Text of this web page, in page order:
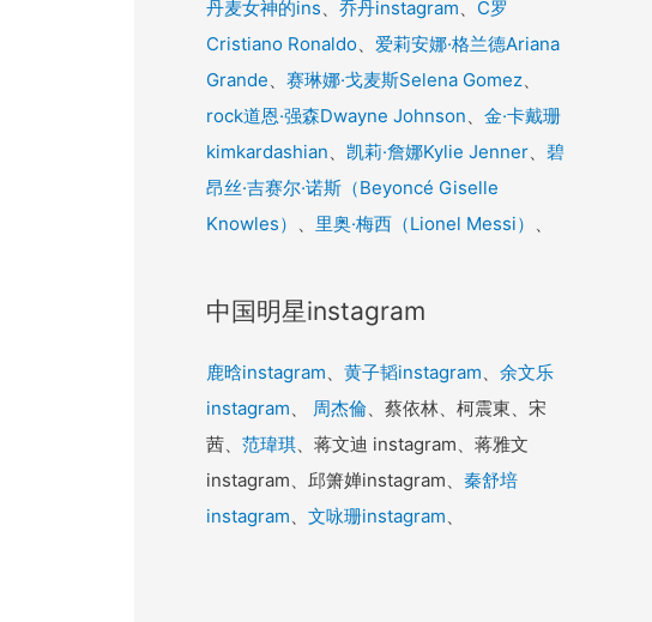
丹麦女神的ins 乔丹instagram
C罗
Cristiano Ronaldo
爱莉安娜·格兰德Ariana
Grande
赛琳娜·戈麦斯Selena Gomez
rock道恩·强森Dwayne Johnson
金·卡戴珊
kimkardashian
凯莉·詹娜Kylie Jenner
碧
昂丝·吉赛尔·诺斯（Beyoncé Giselle
Knowles）
里奥·梅西（Lionel Messi）
中国明星instagram
鹿晗instagram 黄子韬instagram
余文乐
instagram
周杰倫 、蔡依林、柯震東、宋
茜、 范瑋琪 、蒋文迪 instagram、蒋雅文
instagram、邱箫婵instagram、 秦舒培
instagram
文咏珊instagram